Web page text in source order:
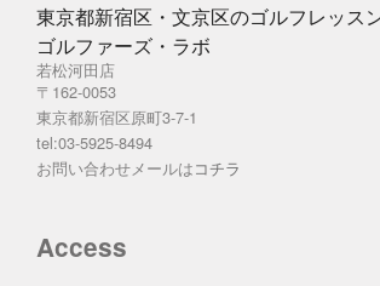
東京都新宿区・文京区のゴルフレッス
ゴルファーズ・ラボ
若松河田店
〒162-0053
東京都新宿区原町3-7-1
tel:03-5925-8494
お問い合わせメールはコチラ
Access